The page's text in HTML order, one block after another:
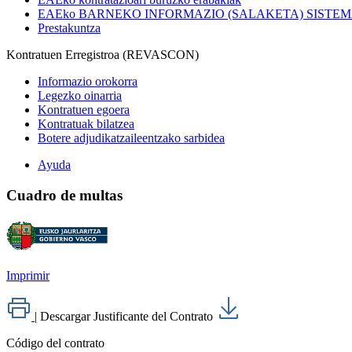
EAEko BARNEKO INFORMAZIO (SALAKETA)
Prestakuntza
Kontratuen Erregistroa (REVASCON)
Informazio orokorra
Legezko oinarria
Kontratuen egoera
Kontratuak bilatzea
Botere adjudikatzaileentzako sarbidea
Ayuda
Cuadro de multas
Imprimir
| Descargar Justificante del Contrato
Código del contrato